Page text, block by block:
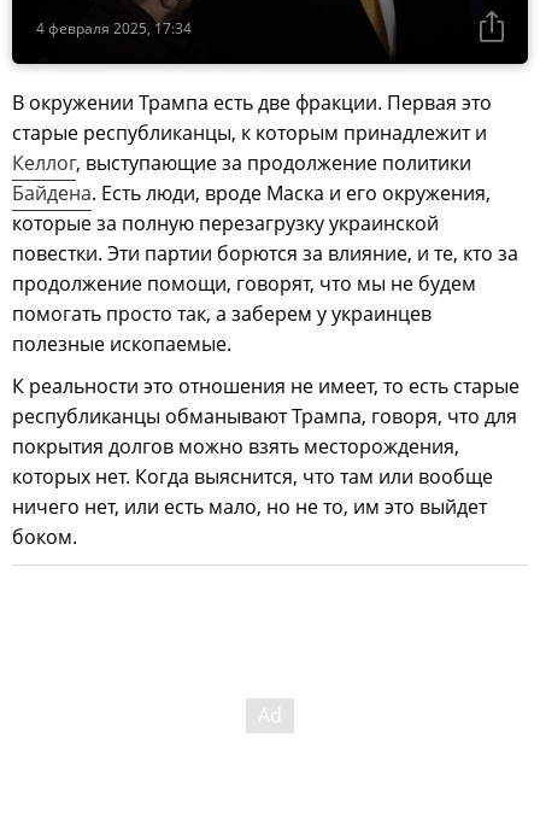
4 февраля 2025, 17:34
В окружении Трампа есть две фракции. Первая это
старые республиканцы, к которым принадлежит и
Келлог, выступающие за продолжение политики
Байдена. Есть люди, вроде Маска и его окружения,
которые за полную перезагрузку украинской
повестки. Эти партии борются за влияние, и те, кто за
продолжение помощи, говорят, что мы не будем
помогать просто так, а заберем у украинцев
полезные ископаемые.
К реальности это отношения не имеет, то есть старые
республиканцы обманывают Трампа, говоря, что для
покрытия долгов можно взять месторождения,
которых нет. Когда выяснится, что там или вообще
ничего нет, или есть мало, но не то, им это выйдет
боком.